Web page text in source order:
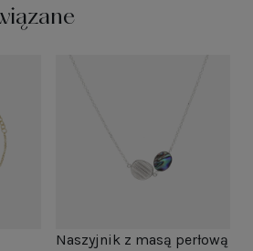
Naszyjnik z masą perłową